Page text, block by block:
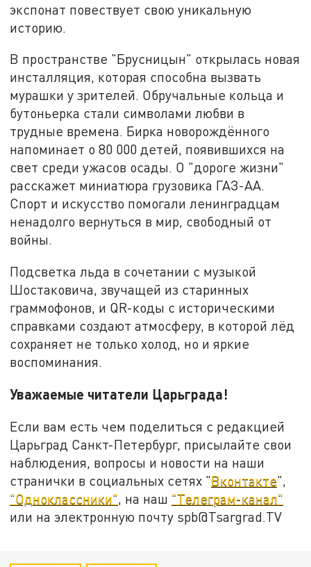
экспонат повествует свою уникальную
историю.
В пространстве "Брусницын" открылась новая
инсталляция, которая способна вызвать
мурашки у зрителей. Обручальные кольца и
бутоньерка стали символами любви в
трудные времена. Бирка новорождённого
напоминает о 80 000 детей, появившихся на
свет среди ужасов осады. О "дороге жизни"
расскажет миниатюра грузовика ГАЗ-АА.
Спорт и искусство помогали ленинградцам
ненадолго вернуться в мир, свободный от
войны.
Подсветка льда в сочетании с музыкой
Шостаковича, звучащей из старинных
граммофонов, и QR-коды с историческими
справками создают атмосферу, в которой лёд
сохраняет не только холод, но и яркие
воспоминания.
Уважаемые читатели Царьграда!
Если вам есть чем поделиться с редакцией
Царьград Санкт-Петербург, присылайте свои
наблюдения, вопросы и новости на наши
странички в социальных сетях "Вконтакте",
"Одноклассники" , на наш "Телеграм-канал"
или на электронную почту spb@Tsargrad.TV